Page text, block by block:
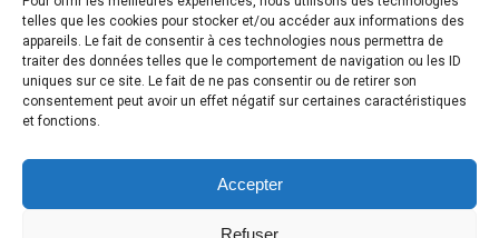
telles que les cookies pour stocker et/ou accéder aux informations des
appareils. Le fait de consentir à ces technologies nous permettra de
traiter des données telles que le comportement de navigation ou les ID
uniques sur ce site. Le fait de ne pas consentir ou de retirer son
consentement peut avoir un effet négatif sur certaines caractéristiques
et fonctions.
Accepter
Refuser
Ce site utilise Akismet pour réduire les indésirables.En
savoir plus sur la façon dont les données de vos
commentaires sont traitées.
Retour au début